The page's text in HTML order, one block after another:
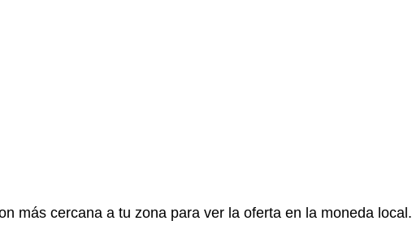
más cercana a tu zona para ver la oferta en la moneda local.